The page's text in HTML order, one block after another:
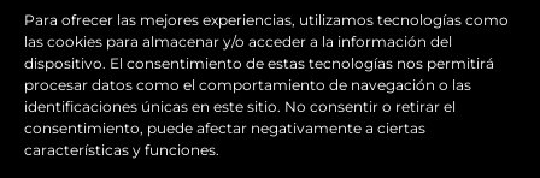
Para ofrecer las mejores experiencias, utilizamos tecnologías como
las cookies para almacenar y/o acceder a la información del
dispositivo. El consentimiento de estas tecnologías nos permitirá
procesar datos como el comportamiento de navegación o las
identificaciones únicas en este sitio. No consentir o retirar el
consentimiento, puede afectar negativamente a ciertas
características y funciones.
deportivos
para todas las
disciplinas,
garantizando
la calidad y el
sitio